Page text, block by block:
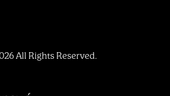
All Rights Reserved.